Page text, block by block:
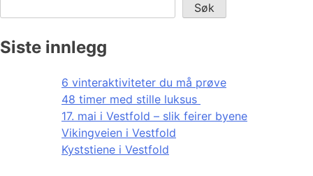
Søk
Siste innlegg
6 vinteraktiviteter du må prøve
48 timer med stille luksus
17. mai i Vestfold – slik feirer byene
Vikingveien i Vestfold
Kyststiene i Vestfold